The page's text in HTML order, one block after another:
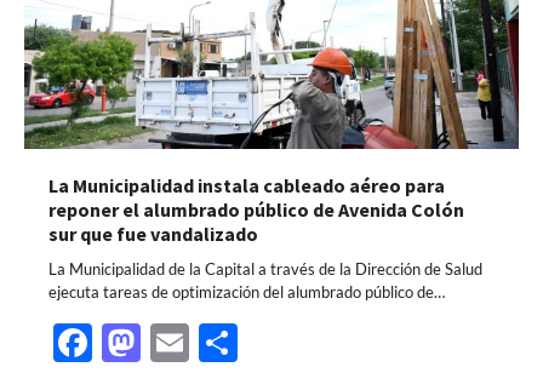
La Municipalidad instala cableado aéreo para
reponer el alumbrado público de Avenida Colón
sur que fue vandalizado
La Municipalidad de la Capital a través de la Dirección de Salud
ejecuta tareas de optimización del alumbrado público de…
Facebook
Mastodon
Email